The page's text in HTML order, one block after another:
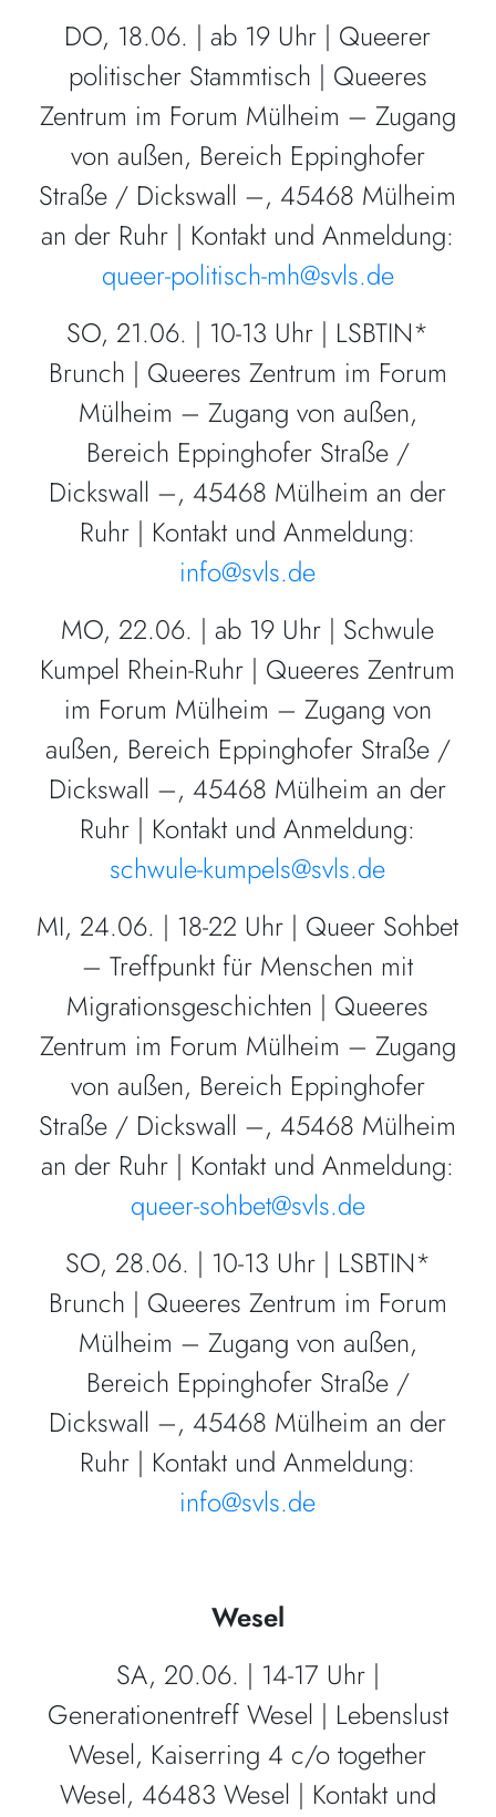
DO, 18.06. | ab 19 Uhr | Queerer
politischer Stammtisch | Queeres
Zentrum im Forum Mülheim – Zugang
von außen, Bereich Eppinghofer
Straße / Dickswall –, 45468 Mülheim
an der Ruhr | Kontakt und Anmeldung:
queer-politisch-mh@svls.de
SO, 21.06. | 10-13 Uhr | LSBTIN*
Brunch | Queeres Zentrum im Forum
Mülheim – Zugang von außen,
Bereich Eppinghofer Straße /
Dickswall –, 45468 Mülheim an der
Ruhr | Kontakt und Anmeldung:
info@svls.de
MO, 22.06. | ab 19 Uhr | Schwule
Kumpel Rhein-Ruhr | Queeres Zentrum
im Forum Mülheim – Zugang von
außen, Bereich Eppinghofer Straße /
Dickswall –, 45468 Mülheim an der
Ruhr | Kontakt und Anmeldung:
schwule-kumpels@svls.de
MI, 24.06. | 18-22 Uhr | Queer Sohbet
– Treffpunkt für Menschen mit
Migrationsgeschichten | Queeres
Zentrum im Forum Mülheim – Zugang
von außen, Bereich Eppinghofer
Straße / Dickswall –, 45468 Mülheim
an der Ruhr | Kontakt und Anmeldung:
queer-sohbet@svls.de
SO, 28.06. | 10-13 Uhr | LSBTIN*
Brunch | Queeres Zentrum im Forum
Mülheim – Zugang von außen,
Bereich Eppinghofer Straße /
Dickswall –, 45468 Mülheim an der
Ruhr | Kontakt und Anmeldung:
info@svls.de
Wesel
SA, 20.06. | 14-17 Uhr |
Generationentreff Wesel | Lebenslust
Wesel, Kaiserring 4 c/o together
Wesel, 46483 Wesel | Kontakt und